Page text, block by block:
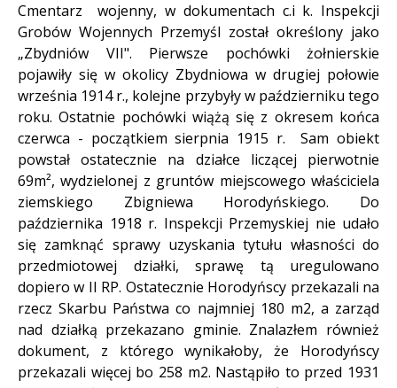
Cmentarz wojenny, w dokumentach c.i k. Inspekcji
Grobów Wojennych Przemyśl został określony jako
„Zbydniów VII". Pierwsze pochówki żołnierskie
pojawiły się w okolicy Zbydniowa w drugiej połowie
września 1914 r., kolejne przybyły w październiku tego
roku. Ostatnie pochówki wiążą się z okresem końca
czerwca - początkiem sierpnia 1915 r. Sam obiekt
powstał ostatecznie na działce liczącej pierwotnie
69m², wydzielonej z gruntów miejscowego właściciela
ziemskiego Zbigniewa Horodyńskiego. Do
października 1918 r. Inspekcji Przemyskiej nie udało
się zamknąć sprawy uzyskania tytułu własności do
przedmiotowej działki, sprawę tą uregulowano
dopiero w II RP. Ostatecznie Horodyńscy przekazali na
rzecz Skarbu Państwa co najmniej 180 m2, a zarząd
nad działką przekazano gminie. Znalazłem również
dokument, z którego wynikałoby, że Horodyńscy
przekazali więcej bo 258 m2. Nastąpiło to przed 1931